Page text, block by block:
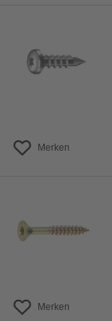
Merken
Merken